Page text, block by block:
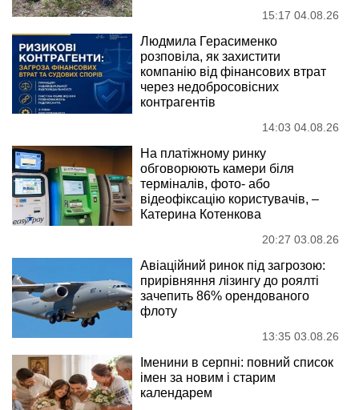
15:17 04.08.26
Людмила Герасименко
розповіла, як захистити
компанію від фінансових втрат
через недобросовісних
контрагентів
14:03 04.08.26
На платіжному ринку
обговорюють камери біля
терміналів, фото- або
відеофіксацію користувачів, –
Катерина Котенкова
20:27 03.08.26
Авіаційний ринок під загрозою:
прирівняння лізингу до роялті
зачепить 86% орендованого
флоту
13:35 03.08.26
Іменини в серпні: повний список
імен за новим і старим
календарем